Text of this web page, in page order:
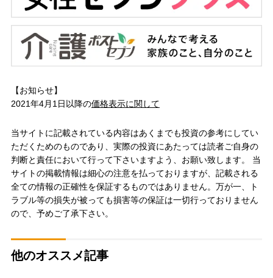
【お知らせ】
2021年4月1日以降の価格表示に関して
当サイトに記載されている内容はあくまでも投資の参考にしてい
ただくためのものであり、実際の投資にあたっては読者ご自身の
判断と責任において行って下さいますよう、お願い致します。 当
サイトの掲載情報は細心の注意を払っておりますが、記載される
全ての情報の正確性を保証するものではありません。万が一、ト
ラブル等の損失が被っても損害等の保証は一切行っておりません
ので、予めご了承下さい。
他のオススメ記事